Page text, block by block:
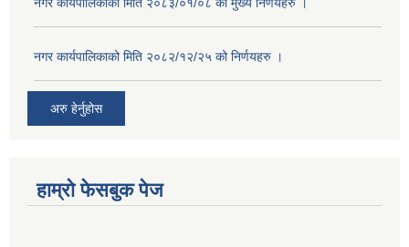
नगर कार्यपालिकाको मिति २०८३/०१/०८ को मुख्य निर्णयहरु ।
नगर कार्यपालिकाको मिति २०८२/१२/२५ को निर्णयहरु ।
अरु हेर्नुहोस
हाम्रो फेसबुक पेज